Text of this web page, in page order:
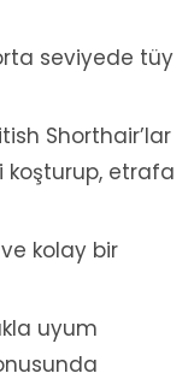
seviyede tüy
Shorthair’lar
koşturup, etrafa
kolay bir
uyum